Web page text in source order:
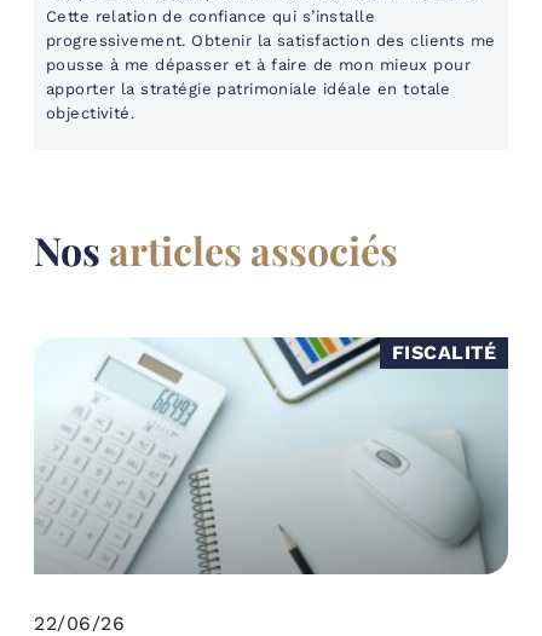
Cette relation de confiance qui s’installe
progressivement. Obtenir la satisfaction des clients me
pousse à me dépasser et à faire de mon mieux pour
apporter la stratégie patrimoniale idéale en totale
objectivité.
Nos articles associés
FISCALITÉ
22/06/26